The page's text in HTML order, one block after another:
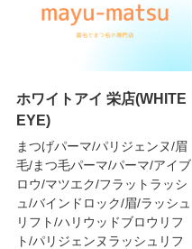
ホワイトアイ 栄店(WHITE
EYE)
まつげパーマ/パリジェンヌ/眉
毛/まつ毛パーマ/パーマ/アイブ
ロウ/マツエク/フラットラッシ
ュ/バインドロック/眉/ラッシュ
リフト/ハリウッドブロウリフ
ト/パリジェンヌラッシュリフ